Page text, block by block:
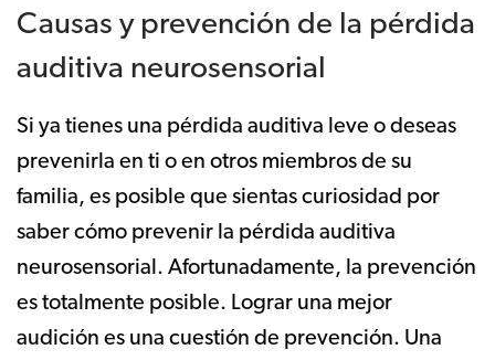
Causas y prevención de la pérdida
auditiva neurosensorial
Si ya tienes una pérdida auditiva leve o deseas
prevenirla en ti o en otros miembros de su
familia, es posible que sientas curiosidad por
saber cómo prevenir la pérdida auditiva
neurosensorial. Afortunadamente, la prevención
es totalmente posible. Lograr una mejor
audición es una cuestión de prevención. Una